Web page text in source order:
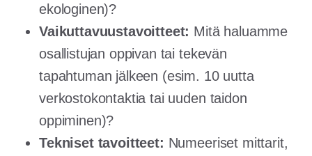
ekologinen)?
Vaikuttavuustavoitteet: Mitä haluamme
osallistujan oppivan tai tekevän
tapahtuman jälkeen (esim. 10 uutta
verkostokontaktia tai uuden taidon
oppiminen)?
Tekniset tavoitteet: Numeeriset mittarit,